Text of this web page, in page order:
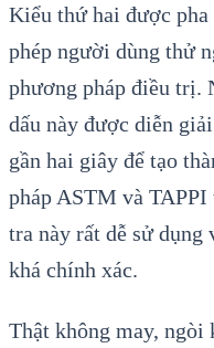
Kiểu thứ hai được
phép người dùng thử
phương pháp điều trị.
dấu này được diễn
gần hai giây để tạo
pháp ASTM và
tra này rất dễ sử
khá chính xác.
Thật không may, ngòi